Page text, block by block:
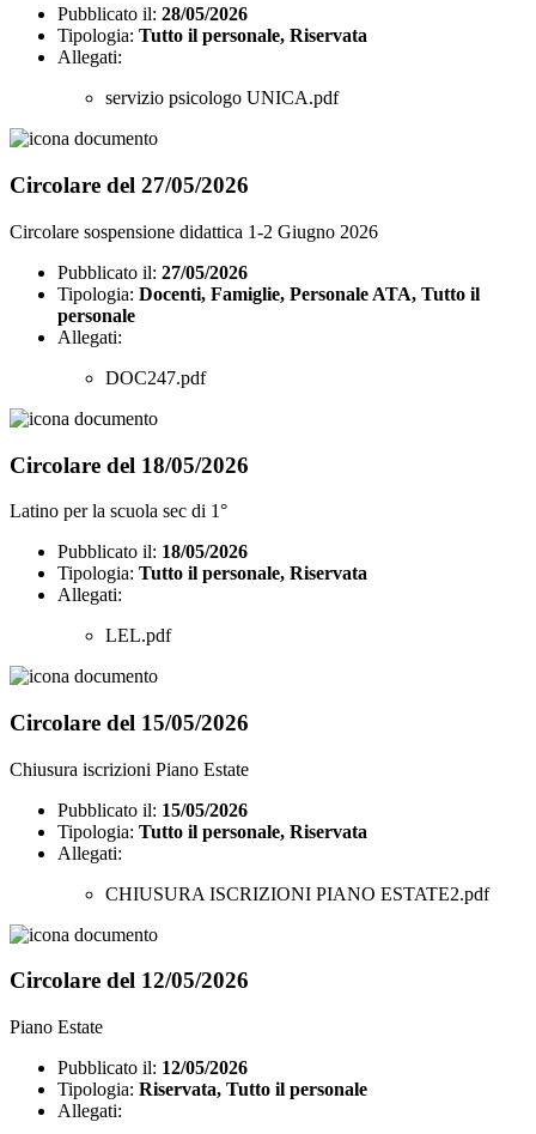
Pubblicato il: 28/05/2026
Tipologia: Tutto il personale, Riservata
Allegati:
servizio psicologo UNICA.pdf
Circolare del 27/05/2026
Circolare sospensione didattica 1-2 Giugno 2026
Pubblicato il: 27/05/2026
Tipologia: Docenti, Famiglie, Personale ATA, Tutto il
personale
Allegati:
DOC247.pdf
Circolare del 18/05/2026
Latino per la scuola sec di 1°
Pubblicato il: 18/05/2026
Tipologia: Tutto il personale, Riservata
Allegati:
LEL.pdf
Circolare del 15/05/2026
Chiusura iscrizioni Piano Estate
Pubblicato il: 15/05/2026
Tipologia: Tutto il personale, Riservata
Allegati:
CHIUSURA ISCRIZIONI PIANO ESTATE2.pdf
Circolare del 12/05/2026
Piano Estate
Pubblicato il: 12/05/2026
Tipologia: Riservata, Tutto il personale
Allegati: